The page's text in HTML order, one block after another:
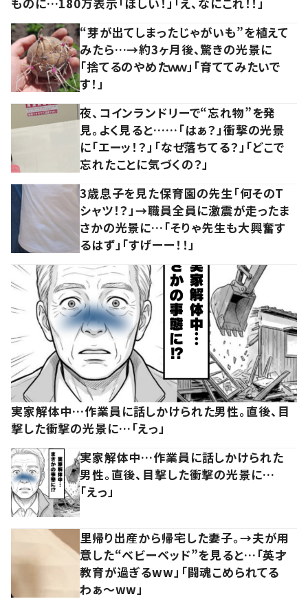
“芽が出てしまったじゃがいも”を植えて
みたら…→約3ヶ月後、驚きの光景に
「捨てるのやめたｗｗ」「育ててみたいで
す！」
夜、コインランドリーで“忘れ物”を発
見。よく見ると……「はぁ？」衝撃の光景
に「エーッ！？」「なぜ落ちてる？」「どこで
忘れたことに気づくの？」
3歳息子を見た保育園の先生「何そのT
シャツ！？」→職員全員に激震が走ったま
さかの光景に…「そりゃ先生も大興奮す
るはず」「すげーー！！」
実家解体中…作業員に話しかけられた男性。直後、目
撃した衝撃の光景に…「えっ」
実家解体中…作業員に話しかけられた
男性。直後、目撃した衝撃の光景に…
「えっ」
里帰り出産から帰宅した妻子。→夫が用
意した“ベビーベッド”を見ると…「英才
教育が過ぎるww」「闘魂こめられてる
わぁ～ww」